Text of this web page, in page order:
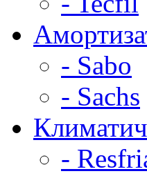
- Sabo
- Sachs
-